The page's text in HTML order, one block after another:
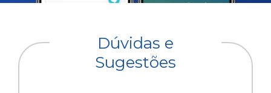
Dúvidas e
Sugestões